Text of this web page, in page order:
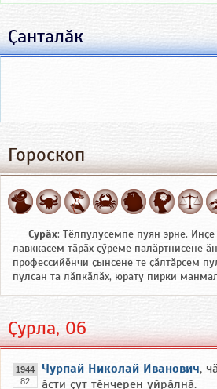
Ҫанталӑк
Гороскоп
Сурӑх: Тӗлпулусемпе пуян эрне. Инҫе
лавккасем тӑрӑх ҫӳреме палӑртнисене
профессийӗнчи ҫынсене те ҫӑлтӑрсем
пулсан та лӑпкӑлӑх, юрату пирки
Ҫурла, 06
1944
82
Чурпай Николай Иванович,
ӑсти ҫут тӗнчерен уйрӑлнӑ.